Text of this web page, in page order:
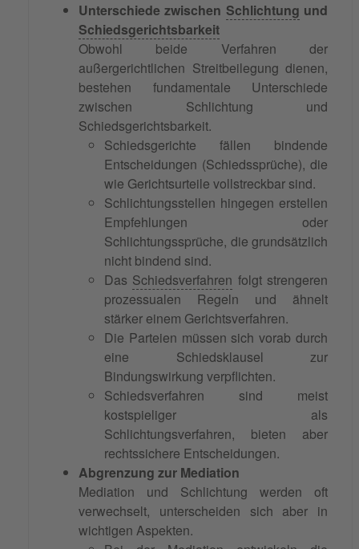
Unterschiede zwischen Schlichtung und
Schiedsgerichtsbarkeit
Obwohl beide Verfahren der
außergerichtlichen Streitbeilegung dienen,
bestehen fundamentale Unterschiede
zwischen Schlichtung und
Schiedsgerichtsbarkeit.
Schiedsgerichte fällen bindende
Entscheidungen (Schiedssprüche), die
wie Gerichtsurteile vollstreckbar sind.
Schlichtungsstellen hingegen erstellen
Empfehlungen oder
Schlichtungssprüche, die grundsätzlich
nicht bindend sind.
Das Schiedsverfahren folgt strengeren
prozessualen Regeln und ähnelt
stärker einem Gerichtsverfahren.
Die Parteien müssen sich vorab durch
eine Schiedsklausel zur
Bindungswirkung verpflichten.
Schiedsverfahren sind meist
kostspieliger als
Schlichtungsverfahren, bieten aber
rechtssichere Entscheidungen.
Abgrenzung zur Mediation
Mediation und Schlichtung werden oft
verwechselt, unterscheiden sich aber in
wichtigen Aspekten.